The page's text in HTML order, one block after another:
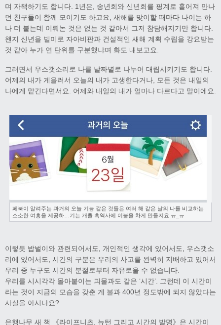
며 자책하기도 합니다. 1년은, 송년회와 신년회를 핑계로 흩어져 만나
던 친구들이 함께 모이기도 하고요, 새해를 맞이할 때마다 나이는 하
나 더 붙는데 이뤄논 것은 없는 것 같아서 그저 참담해지기만 합니다.
왠지 신년을 빌미로 자아비판과 건설적인 새해 계획 수립을 강요받는
것 같아 누가 연 단위를 구분했냐며 화도 내보고요.
그러면서 우스갯소리로 나를 날짜별로 나누어 대립시키기도 합니다.
어제의 내가 게을러서 오늘의 내가 고생한다거나, 모든 것은 내일의
나에게 맡긴다면서요. 어제와 내일의 내가 얼마나 다르다고 말이에요.
페북이 알려주는 과거의 오늘 기능 같은 것들은 여러 해 같은 날의 나를 비교하는
소소한 여흥을 제공하…기는 개뿔 흑역사에 이불을 차게 만들지요 ㅠ_ㅠ
이렇듯 밥벌이와 관련되어서도, 개인적인 생각에 있어서도, 우스갯소
리에 있어서도, 시간의 구분은 우리의 사고를 완벽히 지배하고 있어서
우리 중 누구도 시간의 분절로부터 자유로울 수 없습니다.
우리를 시시각각 몰아붙이는 괴물과도 같은 ‘시간’. 그런데 이 시간이
라는 것이 지금의 모습을 갖춘 게 불과 400년 정도밖에 되지 않았다는
사실을 아시나요?
은행나무 새 책 《라이프니츠, 뉴턴 그리고 시간의 발명》은 시간이